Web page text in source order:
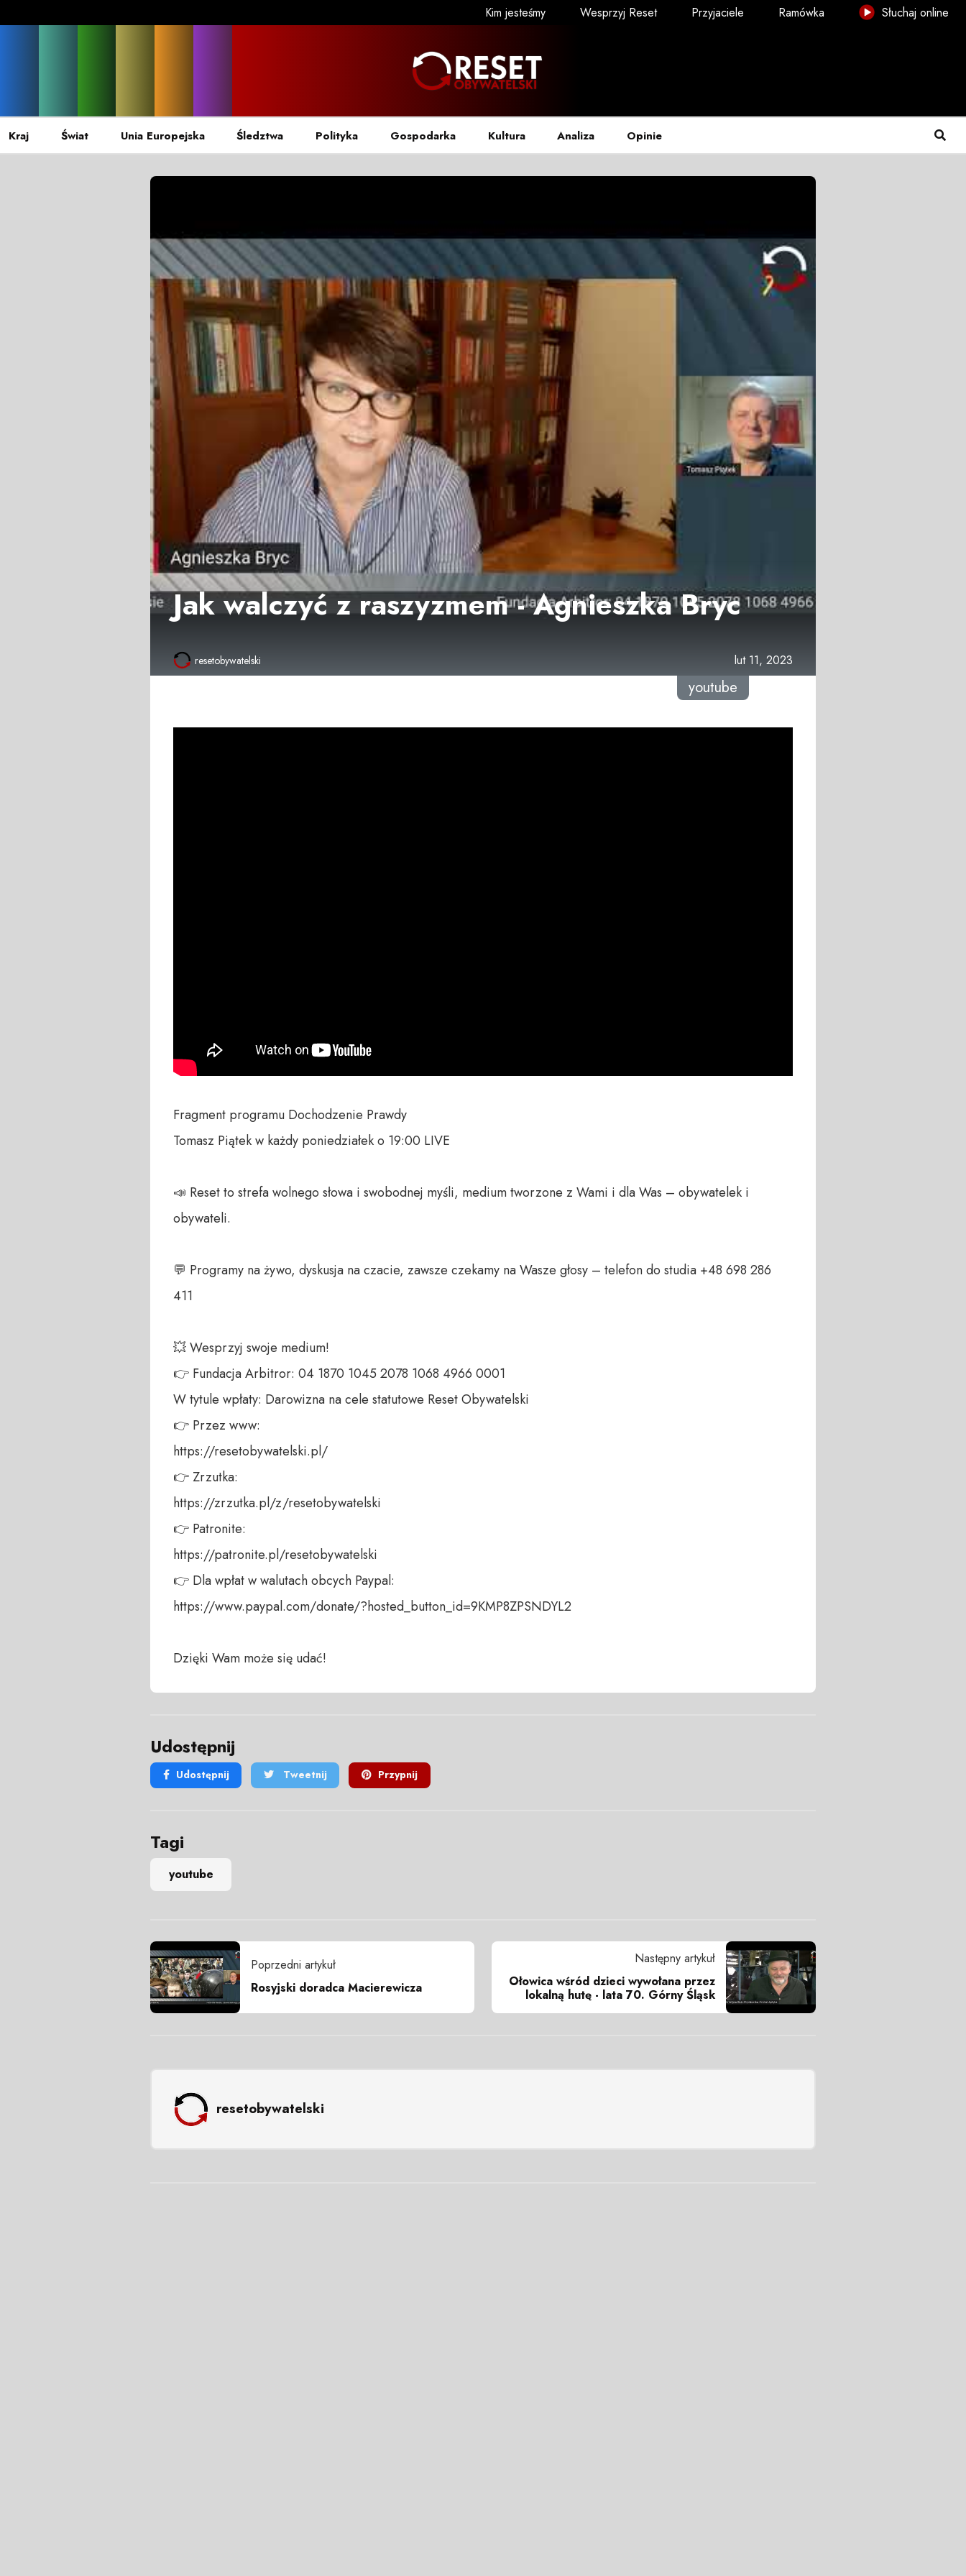
Kim jesteśmy Wesprzyj Reset Przyjaciele Ramówka Słuchaj online
Kraj Świat Unia Europejska Śledztwa Polityka Gospodarka Kultura Analiza Opinie
Jak walczyć z raszyzmem - Agnieszka Bryc
resetobywatelski lut 11, 2023
youtube
Fragment programu Dochodzenie Prawdy
Tomasz Piątek w każdy poniedziałek o 19:00 LIVE
📣 Reset to strefa wolnego słowa i swobodnej myśli, medium tworzone z Wami i dla Was – obywatelek i
obywateli.
💬 Programy na żywo, dyskusja na czacie, zawsze czekamy na Wasze głosy – telefon do studia +48 698 286
411
💥 Wesprzyj swoje medium!
👉 Fundacja Arbitror: 04 1870 1045 2078 1068 4966 0001
W tytule wpłaty: Darowizna na cele statutowe Reset Obywatelski
👉 Przez www:
https://resetobywatelski.pl/
👉 Zrzutka:
https://zrzutka.pl/z/resetobywatelski
👉 Patronite:
https://patronite.pl/resetobywatelski
👉 Dla wpłat w walutach obcych Paypal:
https://www.paypal.com/donate/?hosted_button_id=9KMP8ZPSNDYL2
Dzięki Wam może się udać!
Udostępnij
Udostępnij Tweetnij Przypnij
Tagi
youtube
Poprzedni artykuł
Rosyjski doradca Macierewicza
Następny artykuł
Ołowica wśród dzieci wywołana przez
lokalną hutę - lata 70. Górny Śląsk
resetobywatelski